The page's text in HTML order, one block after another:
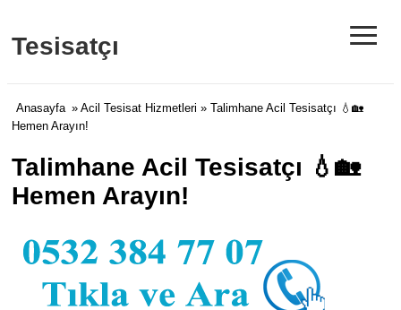
Tesisatçı ≡
Anasayfa » Acil Tesisat Hizmetleri » Talimhane Acil Tesisatçı 💧🏡
Hemen Arayın!
Talimhane Acil Tesisatçı 💧🏡
Hemen Arayın!